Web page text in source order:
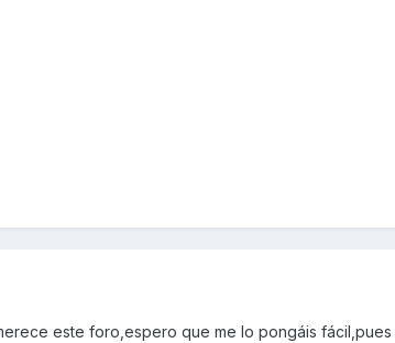
este foro,espero que me lo pongáis fácil,pues